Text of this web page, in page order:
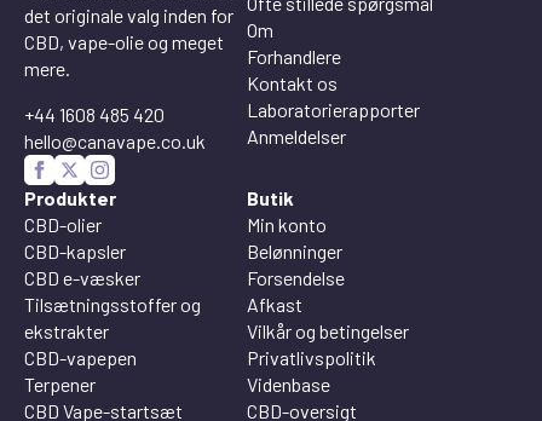
det originale valg inden for
CBD, vape-olie og meget
mere.
+44 1608 485 420
hello@canavape.co.uk
Om
Forhandlere
Kontakt os
Laboratorierapporter
Anmeldelser
Produkter
CBD-olier
CBD-kapsler
CBD e-væsker
Tilsætningsstoffer og
ekstrakter
CBD-vapepen
Terpener
CBD Vape-startsæt
Butik
Min konto
Belønninger
Forsendelse
Afkast
Vilkår og betingelser
Privatlivspolitik
Videnbase
CBD-oversigt